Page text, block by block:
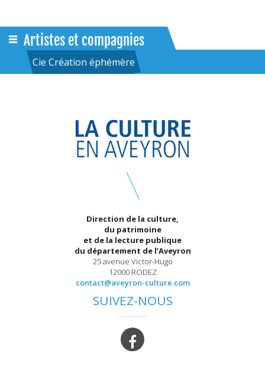
Artistes et compagnies
Cie Création éphémère
Direction de la culture,
du patrimoine
et de la lecture publique
du département de l’Aveyron
25 avenue Victor-Hugo
12000 RODEZ
contact@aveyron-culture.com
SUIVEZ-NOUS